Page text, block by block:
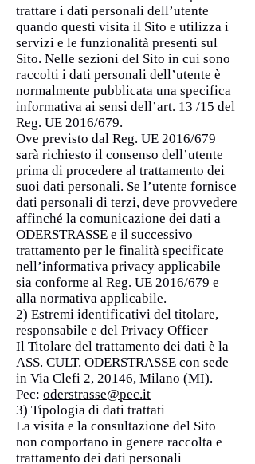
trattare i dati personali dell’utente
quando questi visita il Sito e utilizza i
servizi e le funzionalità presenti sul
Sito. Nelle sezioni del Sito in cui sono
raccolti i dati personali dell’utente è
normalmente pubblicata una specifica
informativa ai sensi dell’art. 13 /15 del
Reg. UE 2016/679.
Ove previsto dal Reg. UE 2016/679
sarà richiesto il consenso dell’utente
prima di procedere al trattamento dei
suoi dati personali. Se l’utente fornisce
dati personali di terzi, deve provvedere
affinché la comunicazione dei dati a
ODERSTRASSE e il successivo
trattamento per le finalità specificate
nell’informativa privacy applicabile
sia conforme al Reg. UE 2016/679 e
alla normativa applicabile.
2) Estremi identificativi del titolare,
responsabile e del Privacy Officer
Il Titolare del trattamento dei dati è la
ASS. CULT. ODERSTRASSE con sede
in Via Clefi 2, 20146, Milano (MI).
Pec: oderstrasse@pec.it
3) Tipologia di dati trattati
La visita e la consultazione del Sito
non comportano in genere raccolta e
trattamento dei dati personali